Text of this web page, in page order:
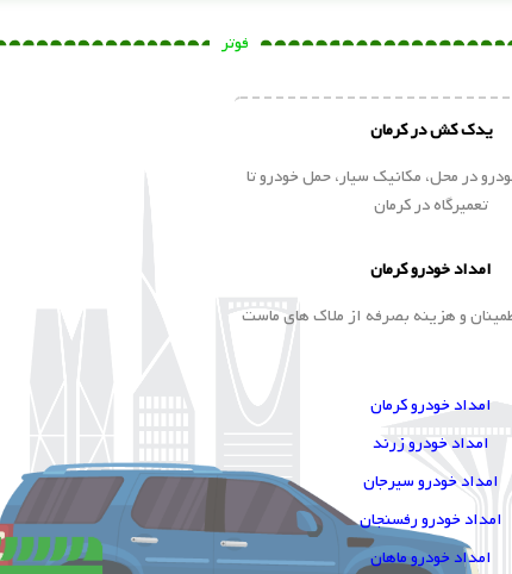
فوتر
یدک کش در کرمان
در محل، مکانیک سیار، حمل خودرو تا
تعمیرگاه در کرمان
امداد خودرو کرمان
و هزینه بصرفه از ملاک های ماست
امداد خودرو کرمان
امداد خودرو زرند
امداد خودرو سیرجان
امداد خودرو رفسنجان
امداد خودرو ماهان